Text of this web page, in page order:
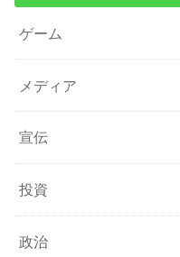
ゲーム
メディア
宣伝
投資
政治